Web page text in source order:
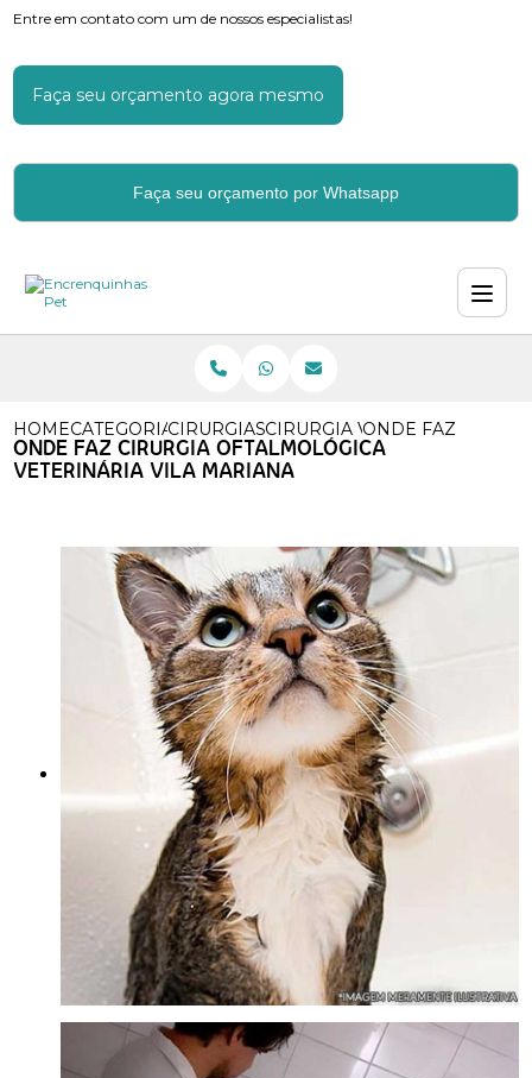
Entre em contato com um de nossos especialistas!
Faça seu orçamento agora mesmo
Faça seu orçamento por Whatsapp
HOMECATEGORIASCIRURGIAS VETERINARIAS
CIRURGIA VETERINARIA
ONDE FAZ
ONDE FAZ CIRURGIA OFTALMOLÓGICA
VETERINÁRIA VILA MARIANA